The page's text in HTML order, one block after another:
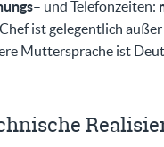
– und Telefonzeiten:
ist gelegentlich
Muttersprache ist